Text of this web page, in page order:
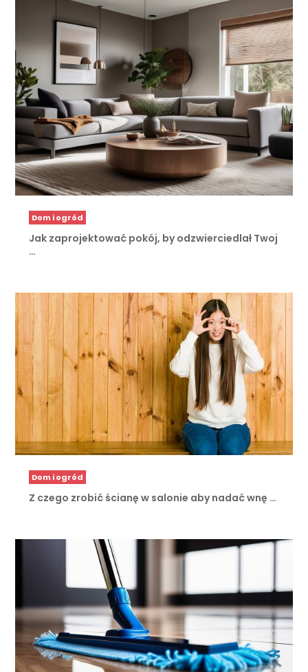
Dom i ogród
Jak zaprojektować pokój, by odzwierciedlał Twoj
…
Dom i ogród
Z czego zrobić ścianę w salonie aby nadać wnę …